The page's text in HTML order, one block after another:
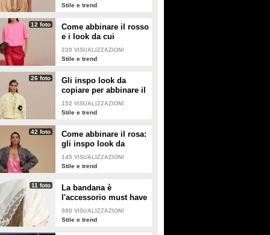
Stile e trend
12 foto
Come abbinare il rosso
e i look da cui
prendere ispirazione
220 VISUALIZZAZIONI
Stile e trend
26 foto
Gli inspo look da
copiare per abbinare il
giallo
152 VISUALIZZAZIONI
Stile e trend
42 foto
Come abbinare il rosa:
gli inspo look da
copiare
145 VISUALIZZAZIONI
Stile e trend
11 foto
La bandana è
l'accessorio must have
dell'estate 2026: i
modelli di tendenza
980 VISUALIZZAZIONI
Stile e trend